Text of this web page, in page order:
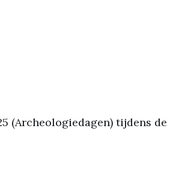
(Archeologiedagen) tijdens de